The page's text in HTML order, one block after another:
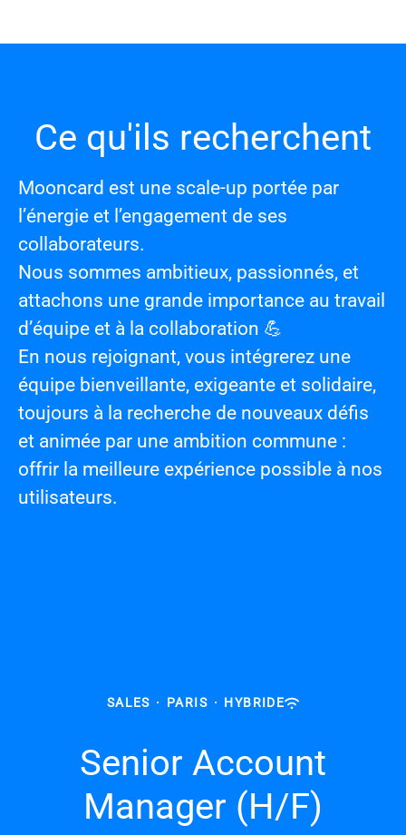
Ce qu'ils recherchent
Mooncard est une scale-up portée par
l’énergie et l’engagement de ses
collaborateurs.
Nous sommes ambitieux, passionnés, et
attachons une grande importance au travail
d’équipe et à la collaboration 💪
En nous rejoignant, vous intégrerez une
équipe bienveillante, exigeante et solidaire,
toujours à la recherche de nouveaux défis
et animée par une ambition commune :
offrir la meilleure expérience possible à nos
utilisateurs.
SALES · PARIS · HYBRIDE
Senior Account
Manager (H/F)